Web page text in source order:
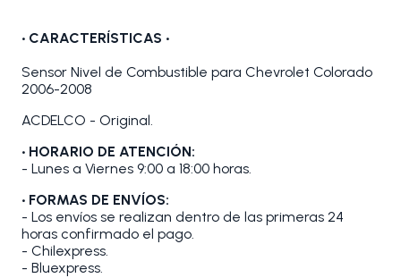
• CARACTERÍSTICAS •
Sensor Nivel de Combustible para Chevrolet Colorado
2006-2008
ACDELCO - Original.
• HORARIO DE ATENCIÓN:
- Lunes a Viernes 9:00 a 18:00 horas.
• FORMAS DE ENVÍOS:
- Los envíos se realizan dentro de las primeras 24
horas confirmado el pago.
- Chilexpress.
- Bluexpress.